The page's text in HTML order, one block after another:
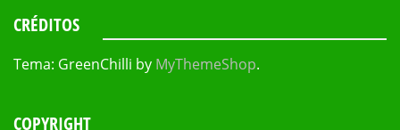
CRÉDITOS
Tema: GreenChilli by MyThemeShop.
COPYRIGHT